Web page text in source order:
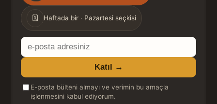
🗓 Haftada bir · Pazartesi seçkisi
E-
posta
adresiniz
Katıl →
E-posta bülteni almayı ve verimin bu amaçla
işlenmesini kabul ediyorum.